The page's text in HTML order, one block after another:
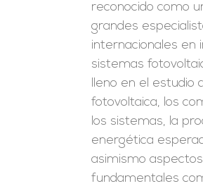
reconocido como
grandes
internacionales en
sistemas
lleno en el estudio
fotovoltaica, los
los sistemas, la
energética
asimismo
fundamentales